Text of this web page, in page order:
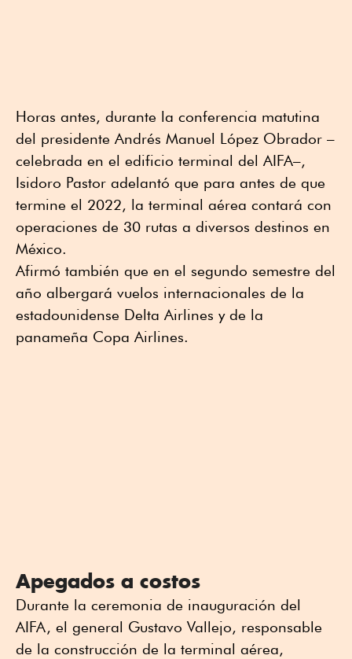
Horas antes, durante la conferencia matutina
del presidente Andrés Manuel López Obrador –
celebrada en el edificio terminal del AIFA–,
Isidoro Pastor adelantó que para antes de que
termine el 2022, la terminal aérea contará con
operaciones de 30 rutas a diversos destinos en
México.
Afirmó también que en el segundo semestre del
año albergará vuelos internacionales de la
estadounidense Delta Airlines y de la
panameña Copa Airlines.
Apegados a costos
Durante la ceremonia de inauguración del
AIFA, el general Gustavo Vallejo, responsable
de la construcción de la terminal aérea,